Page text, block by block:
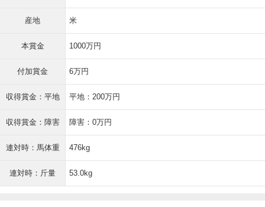
産地 米
本賞金 1000万円
付加賞金 6万円
収得賞金：平地 平地：200万円
収得賞金：障害 障害：0万円
連対時：馬体重 476kg
連対時：斤量 53.0kg